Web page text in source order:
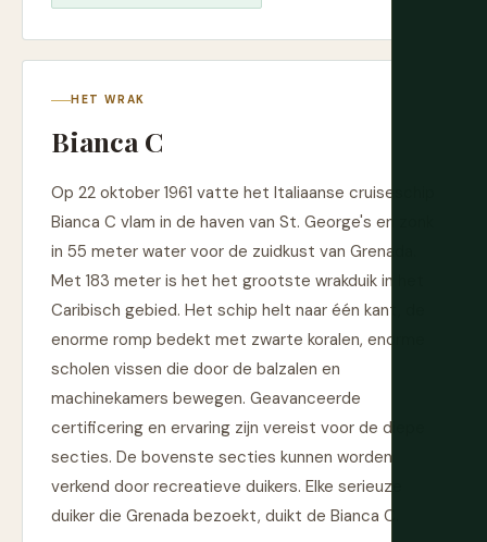
HET WRAK
Bianca C
Op 22 oktober 1961 vatte het Italiaanse cruiseschip
Bianca C vlam in de haven van St. George's en zonk
in 55 meter water voor de zuidkust van Grenada.
Met 183 meter is het het grootste wrakduik in het
Caribisch gebied. Het schip helt naar één kant, de
enorme romp bedekt met zwarte koralen, enorme
scholen vissen die door de balzalen en
machinekamers bewegen. Geavanceerde
certificering en ervaring zijn vereist voor de diepe
secties. De bovenste secties kunnen worden
verkend door recreatieve duikers. Elke serieuze
duiker die Grenada bezoekt, duikt de Bianca C.